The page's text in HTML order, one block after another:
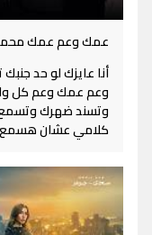
عمك وعم عمك
أنا عايزك لو حد
وعم عمك وعم كل
وتسند ضهرك
كلامي عشان هسمع